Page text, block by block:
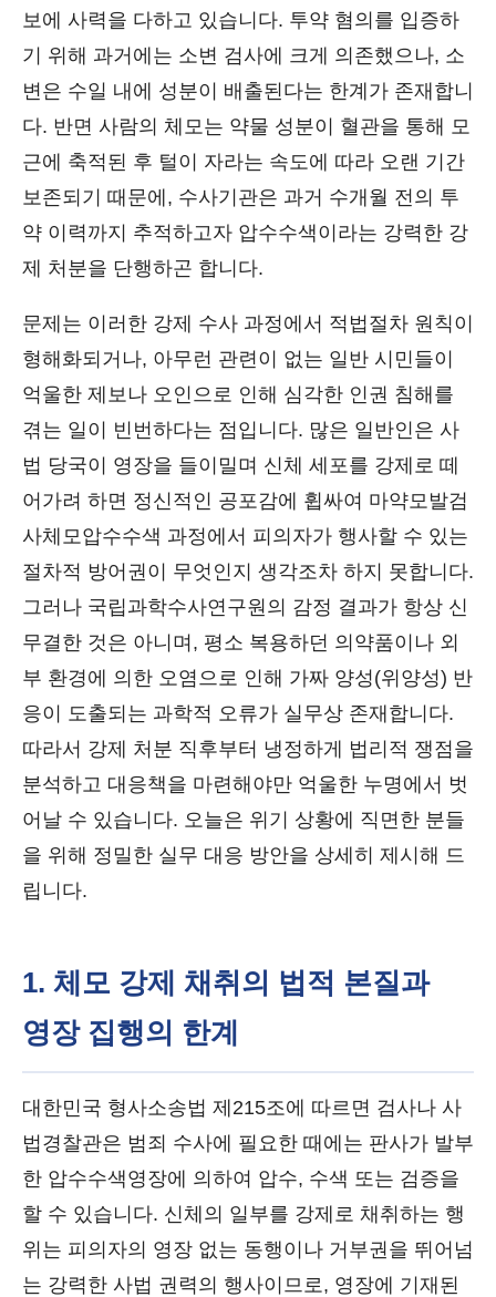
보에 사력을 다하고 있습니다. 투약 혐의를 입증하
기 위해 과거에는 소변 검사에 크게 의존했으나, 소
변은 수일 내에 성분이 배출된다는 한계가 존재합니
다. 반면 사람의 체모는 약물 성분이 혈관을 통해 모
근에 축적된 후 털이 자라는 속도에 따라 오랜 기간
보존되기 때문에, 수사기관은 과거 수개월 전의 투
약 이력까지 추적하고자 압수수색이라는 강력한 강
제 처분을 단행하곤 합니다.
문제는 이러한 강제 수사 과정에서 적법절차 원칙이
형해화되거나, 아무런 관련이 없는 일반 시민들이
억울한 제보나 오인으로 인해 심각한 인권 침해를
겪는 일이 빈번하다는 점입니다. 많은 일반인은 사
법 당국이 영장을 들이밀며 신체 세포를 강제로 떼
어가려 하면 정신적인 공포감에 휩싸여 마약모발검
사체모압수수색 과정에서 피의자가 행사할 수 있는
절차적 방어권이 무엇인지 생각조차 하지 못합니다.
그러나 국립과학수사연구원의 감정 결과가 항상 신
무결한 것은 아니며, 평소 복용하던 의약품이나 외
부 환경에 의한 오염으로 인해 가짜 양성(위양성) 반
응이 도출되는 과학적 오류가 실무상 존재합니다.
따라서 강제 처분 직후부터 냉정하게 법리적 쟁점을
분석하고 대응책을 마련해야만 억울한 누명에서 벗
어날 수 있습니다. 오늘은 위기 상황에 직면한 분들
을 위해 정밀한 실무 대응 방안을 상세히 제시해 드
립니다.
1. 체모 강제 채취의 법적 본질과
영장 집행의 한계
대한민국 형사소송법 제215조에 따르면 검사나 사
법경찰관은 범죄 수사에 필요한 때에는 판사가 발부
한 압수수색영장에 의하여 압수, 수색 또는 검증을
할 수 있습니다. 신체의 일부를 강제로 채취하는 행
위는 피의자의 영장 없는 동행이나 거부권을 뛰어넘
는 강력한 사법 권력의 행사이므로, 영장에 기재된